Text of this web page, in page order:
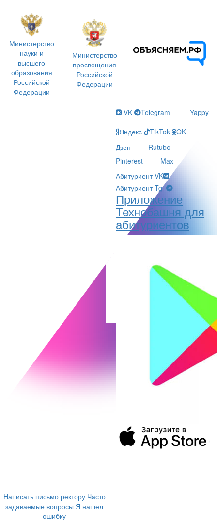
Министерство
науки и
высшего
образования
Российской
Федерации
Министерство
просвещения
Российской
Федерации
Написать письмо ректору Часто
задаваемые вопросы Я нашел
ошибку
VK Telegram
Yappy
Яндекс
TikTok
OK
Дзен
Rutube
Pinterest
Max
Абитуриент VK
Абитуриент Tg
Приложение
Технобашня для
абитуриентов